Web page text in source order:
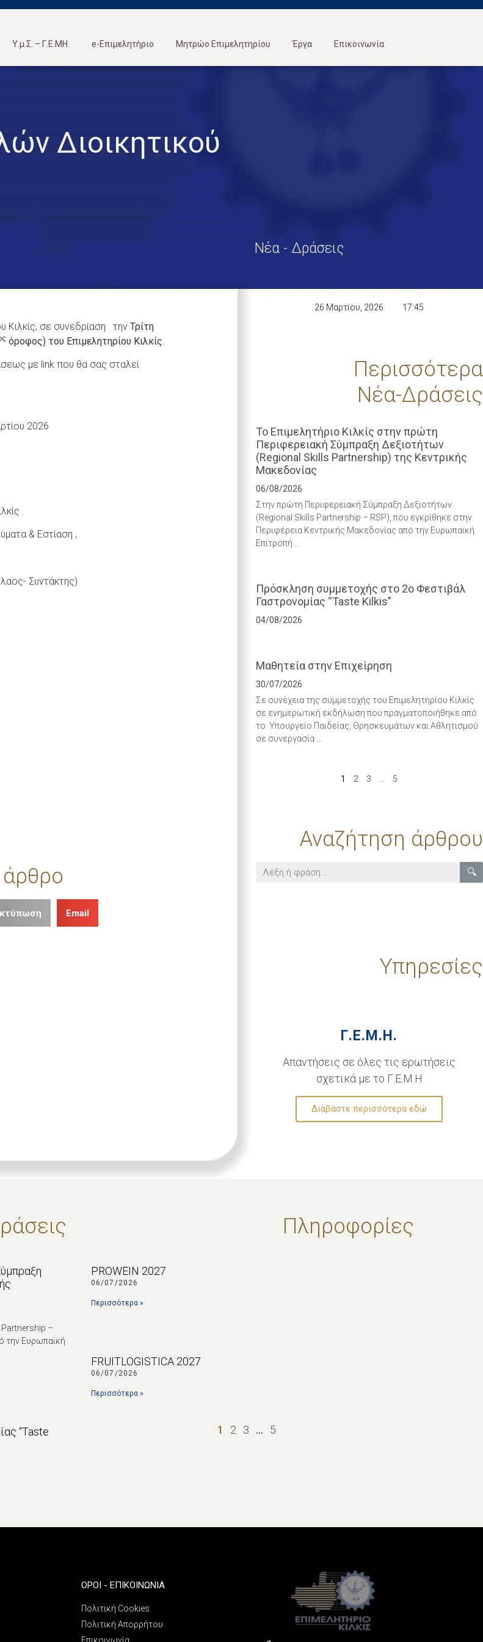
Υ.μ.Σ. – Γ.Ε.ΜΗ. e-Επιμελητήριο Μητρώο Επιμελητηρίου Έργα Επικοινωνία
Διοικητικού
Νέα - Δράσεις
Κιλκίς, σε συνεδρίαση την Τρίτη
όροφος) του Επιμελητηρίου Κιλκίς.
με link που θα σας σταλεί
2026
.
& Εστίαση ,
Συντάκτης)
άρθρο
Email
26 Μαρτίου, 2026 17:45
Περισσότερα
Νέα-Δράσεις
Το Επιμελητήριο Κιλκίς στην πρώτη
Περιφερειακή Σύμπραξη Δεξιοτήτων
(Regional Skills Partnership) της Κεντρικής
Μακεδονίας
06/08/2026
Στην πρώτη Περιφερειακή Σύμπραξη Δεξιοτήτων
(Regional Skills Partnership – RSP), που εγκρίθηκε στην
Περιφέρεια Κεντρικής Μακεδονίας από την Ευρωπαϊκή
Επιτροπή …
Πρόσκληση συμμετοχής στο 2ο Φεστιβάλ
Γαστρονομίας “Taste Kilkis”
04/08/2026
Μαθητεία στην Επιχείρηση
30/07/2026
Σε συνέχεια της συμμετοχής του Επιμελητηρίου Κιλκίς
σε ενημερωτική εκδήλωση που πραγματοποιήθηκε από
το Υπουργείο Παιδείας, Θρησκευμάτων και Αθλητισμού
σε συνεργασία …
1 2 3 5
Αναζήτηση άρθρου
🔍
Υπηρεσίες
Γ.Ε.Μ.Η.
Απαντήσεις σε όλες τις ερωτήσεις
σχετικά με το Γ.Ε.Μ.Η
Διαβάστε περισσότερα εδώ
–
την Ευρωπαϊκή
“Taste
Πληροφορίες
PROWEIN 2027
06/07/2026
Περισσότερα »
FRUITLOGISTICA 2027
06/07/2026
Περισσότερα »
1 2 3 … 5
ΌΡΟΙ - ΕΠΙΚΟΙΝΩΝΊΑ
Πολιτική Cookies
Πολιτική Απορρήτου